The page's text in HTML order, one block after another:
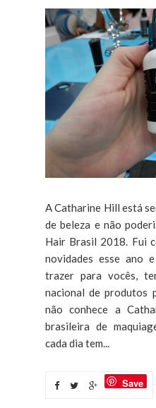
A Catharine Hill está
de beleza e não
Hair Brasil 2018. Fui
novidades esse ano
trazer para vocês,
nacional de produtos
não conhece a
brasileira de
cada dia tem...
Save